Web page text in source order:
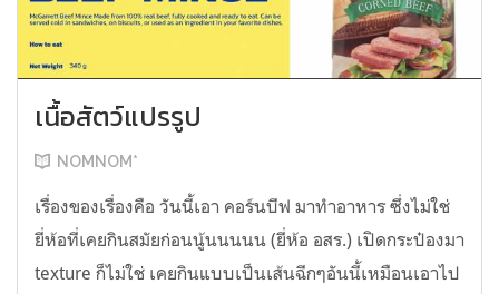
เนื้อสัตว์แปรรูป
NOMNOM*
เรื่องของเรื่องคือ วันนี้เอา คอร์นบีฟ มาทำอาหาร ซึ่งไม่ใช่
ยี่ห้อที่เคยกินสมัยก่อนนู้นนนนน (ยี่ห้อ อสร.) เปิดกระป๋องมา
texture ก็ไม่ใช่ เคยกินแบบเป็นเส้นฉีกๆอันนี้เหมือนเอาไป